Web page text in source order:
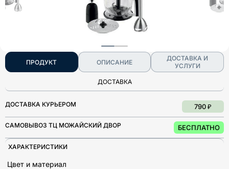
ПРОДУКТ ОПИСАНИЕ
ДОСТАВКА И
УСЛУГИ
ДОСТАВКА
ДОСТАВКА КУРЬЕРОМ 790 ₽
САМОВЫВОЗ ТЦ МОЖАЙСКИЙ ДВОР БЕСПЛАТНО
ХАРАКТЕРИСТИКИ
Цвет и материал